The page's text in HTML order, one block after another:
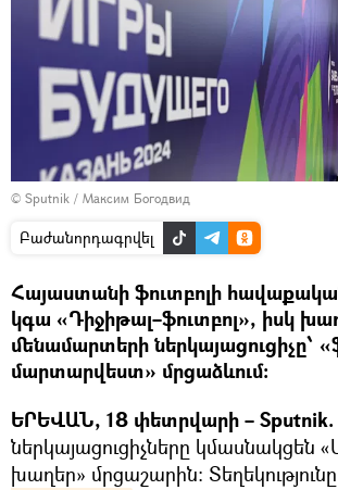
© Sputnik / Максим Богодвид
Բաժանորդագրվել
Հայաստանի ֆուտբոլի
կգա «Դիջիթալ–ֆուտբոլ», իսկ
մենամարտերի ներկայացուցիչը՝
մարտարվեստ» մրցաձևում:
ԵՐԵՎԱՆ, 18 փետրվարի – Sputnik.
ներկայացուցիչները կմասնակցեն
խաղեր» մրցաշարին։ Տեղեկությունը